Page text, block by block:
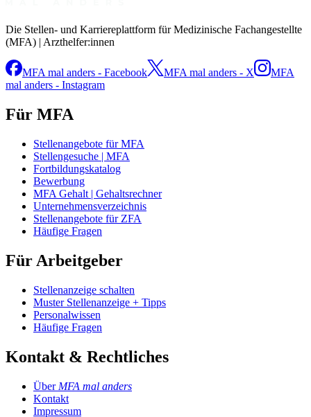
Die Stellen- und Karriereplattform für Medizinische Fachangestellte
(MFA) | Arzthelfer:innen
MFA mal anders - Facebook MFA mal anders - X
MFA
mal anders - Instagram
Für MFA
Stellenangebote für MFA
Stellengesuche | MFA
Fortbildungskatalog
Bewerbung
MFA Gehalt | Gehaltsrechner
Unternehmensverzeichnis
Stellenangebote für ZFA
Häufige Fragen
Für Arbeitgeber
Stellenanzeige schalten
Muster Stellenanzeige + Tipps
Personalwissen
Häufige Fragen
Kontakt & Rechtliches
Über MFA mal anders
Kontakt
Impressum